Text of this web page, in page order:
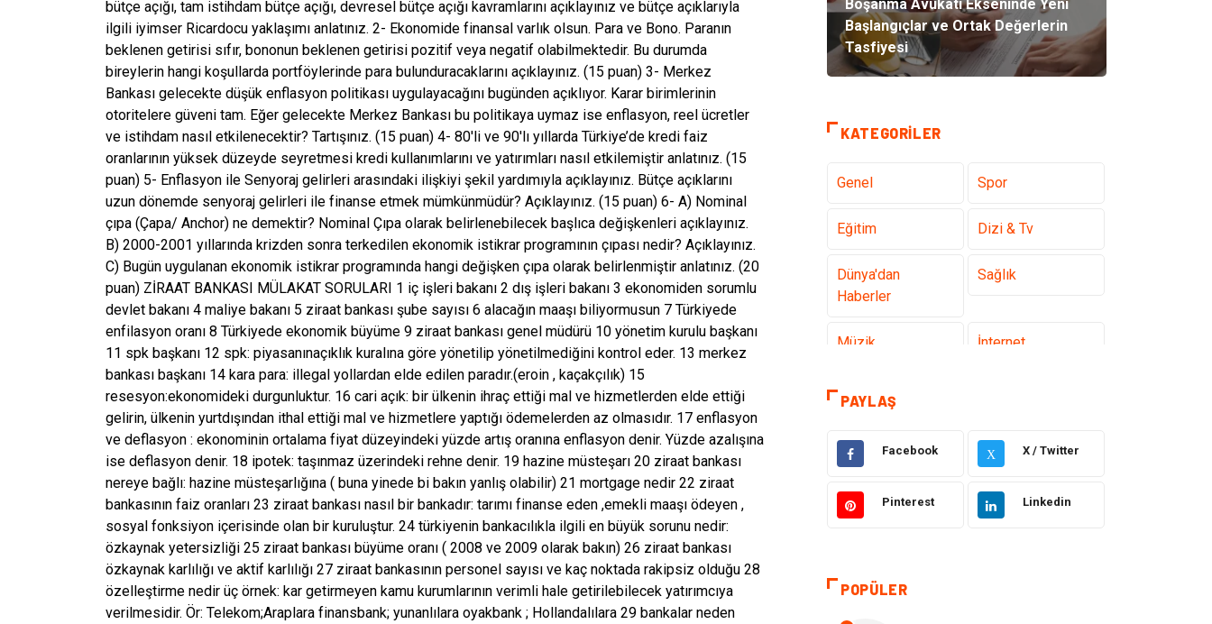
bütçe açığı, tam istihdam bütçe açığı, devresel bütçe açığı kavramlarını açıklayınız ve bütçe açıklarıyla
ilgili iyimser Ricardocu yaklaşımı anlatınız. 2- Ekonomide finansal varlık olsun. Para ve Bono. Paranın
beklenen getirisi sıfır, bononun beklenen getirisi pozitif veya negatif olabilmektedir. Bu durumda
bireylerin hangi koşullarda portföylerinde para bulunduracaklarını açıklayınız. (15 puan) 3- Merkez
Bankası gelecekte düşük enflasyon politikası uygulayacağını bugünden açıklıyor. Karar birimlerinin
otoritelere güveni tam. Eğer gelecekte Merkez Bankası bu politikaya uymaz ise enflasyon, reel ücretler
ve istihdam nasıl etkilenecektir? Tartışınız. (15 puan) 4- 80′li ve 90′lı yıllarda Türkiye’de kredi faiz
oranlarının yüksek düzeyde seyretmesi kredi kullanımlarını ve yatırımları nasıl etkilemiştir anlatınız. (15
puan) 5- Enflasyon ile Senyoraj gelirleri arasındaki ilişkiyi şekil yardımıyla açıklayınız. Bütçe açıklarını
uzun dönemde senyoraj gelirleri ile finanse etmek mümkünmüdür? Açıklayınız. (15 puan) 6- A) Nominal
çıpa (Çapa/ Anchor) ne demektir? Nominal Çıpa olarak belirlenebilecek başlıca değişkenleri açıklayınız.
B) 2000-2001 yıllarında krizden sonra terkedilen ekonomik istikrar programının çıpası nedir? Açıklayınız.
C) Bugün uygulanan ekonomik istikrar programında hangi değişken çıpa olarak belirlenmiştir anlatınız. (20
puan) ZİRAAT BANKASI MÜLAKAT SORULARI 1 iç işleri bakanı 2 dış işleri bakanı 3 ekonomiden sorumlu
devlet bakanı 4 maliye bakanı 5 ziraat bankası şube sayısı 6 alacağın maaşı biliyormusun 7 Türkiyede
enfilasyon oranı 8 Türkiyede ekonomik büyüme 9 ziraat bankası genel müdürü 10 yönetim kurulu başkanı
11 spk başkanı 12 spk: piyasanınaçıklık kuralına göre yönetilip yönetilmediğini kontrol eder. 13 merkez
bankası başkanı 14 kara para: illegal yollardan elde edilen paradır.(eroin , kaçakçılık) 15
resesyon:ekonomideki durgunluktur. 16 cari açık: bir ülkenin ihraç ettiği mal ve hizmetlerden elde ettiği
gelirin, ülkenin yurtdışından ithal ettiği mal ve hizmetlere yaptığı ödemelerden az olmasıdır. 17 enflasyon
ve deflasyon : ekonominin ortalama fiyat düzeyindeki yüzde artış oranına enflasyon denir. Yüzde azalışına
ise deflasyon denir. 18 ipotek: taşınmaz üzerindeki rehne denir. 19 hazine müsteşarı 20 ziraat bankası
nereye bağlı: hazine müsteşarlığına ( buna yinede bi bakın yanlış olabilir) 21 mortgage nedir 22 ziraat
bankasının faiz oranları 23 ziraat bankası nasıl bir bankadır: tarımı finanse eden ,emekli maaşı ödeyen ,
sosyal fonksiyon içerisinde olan bir kuruluştur. 24 türkiyenin bankacılıkla ilgili en büyük sorunu nedir:
özkaynak yetersizliği 25 ziraat bankası büyüme oranı ( 2008 ve 2009 olarak bakın) 26 ziraat bankası
özkaynak karlılığı ve aktif karlılığı 27 ziraat bankasının personel sayısı ve kaç noktada rakipsiz olduğu 28
özelleştirme nedir üç örnek: kar getirmeyen kamu kurumlarının verimli hale getirilebilecek yatırımcıya
verilmesidir. Ör: Telekom;Araplara finansbank; yunanlılara oyakbank ; Hollandalılara 29 bankalar neden
Boşanma Avukatı Ekseninde Yeni
Başlangıçlar ve Ortak Değerlerin
Tasfiyesi
KATEGORILER
Genel Spor
Eğitim Dizi & Tv
Dünya'dan
Haberler
Sağlık
Müzik İnternet
Ülkemizden
Haberler
Teknoloji Kültür ve Sanat
Akıllı Telefon Yaşam
Ekonomi
PAYLAŞ
Facebook X X / Twitter
Pinterest Linkedin
POPÜLER